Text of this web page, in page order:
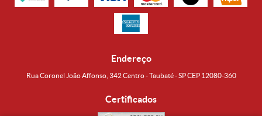
Endereço
Rua Coronel João Affonso, 342 Centro - Taubaté - SP CEP 12080-360
Certificados